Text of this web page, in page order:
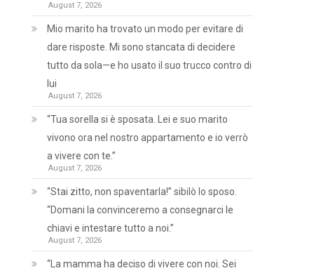
August 7, 2026
Mio marito ha trovato un modo per evitare di
dare risposte. Mi sono stancata di decidere
tutto da sola—e ho usato il suo trucco contro di
lui
August 7, 2026
“Tua sorella si è sposata. Lei e suo marito
vivono ora nel nostro appartamento e io verrò
a vivere con te.”
August 7, 2026
“Stai zitto, non spaventarla!” sibilò lo sposo.
“Domani la convinceremo a consegnarci le
chiavi e intestare tutto a noi.”
August 7, 2026
“La mamma ha deciso di vivere con noi. Sei